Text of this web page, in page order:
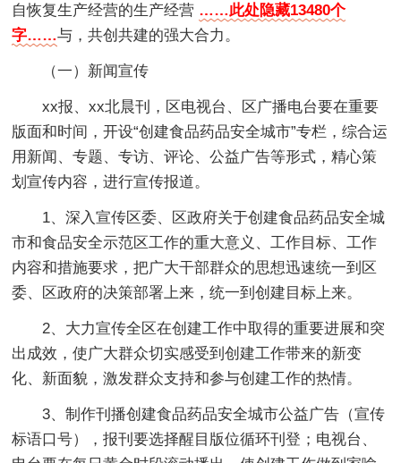
自恢复生产经营的生产经营 ……此处隐藏13480个
字……与，共创共建的强大合力。
（一）新闻宣传
xx报、xx北晨刊，区电视台、区广播电台要在重要
版面和时间，开设“创建食品药品安全城市”专栏，综合运
用新闻、专题、专访、评论、公益广告等形式，精心策
划宣传内容，进行宣传报道。
1、深入宣传区委、区政府关于创建食品药品安全城
市和食品安全示范区工作的重大意义、工作目标、工作
内容和措施要求，把广大干部群众的思想迅速统一到区
委、区政府的决策部署上来，统一到创建目标上来。
2、大力宣传全区在创建工作中取得的重要进展和突
出成效，使广大群众切实感受到创建工作带来的新变
化、新面貌，激发群众支持和参与创建工作的热情。
3、制作刊播创建食品药品安全城市公益广告（宣传
标语口号），报刊要选择醒目版位循环刊登；电视台、